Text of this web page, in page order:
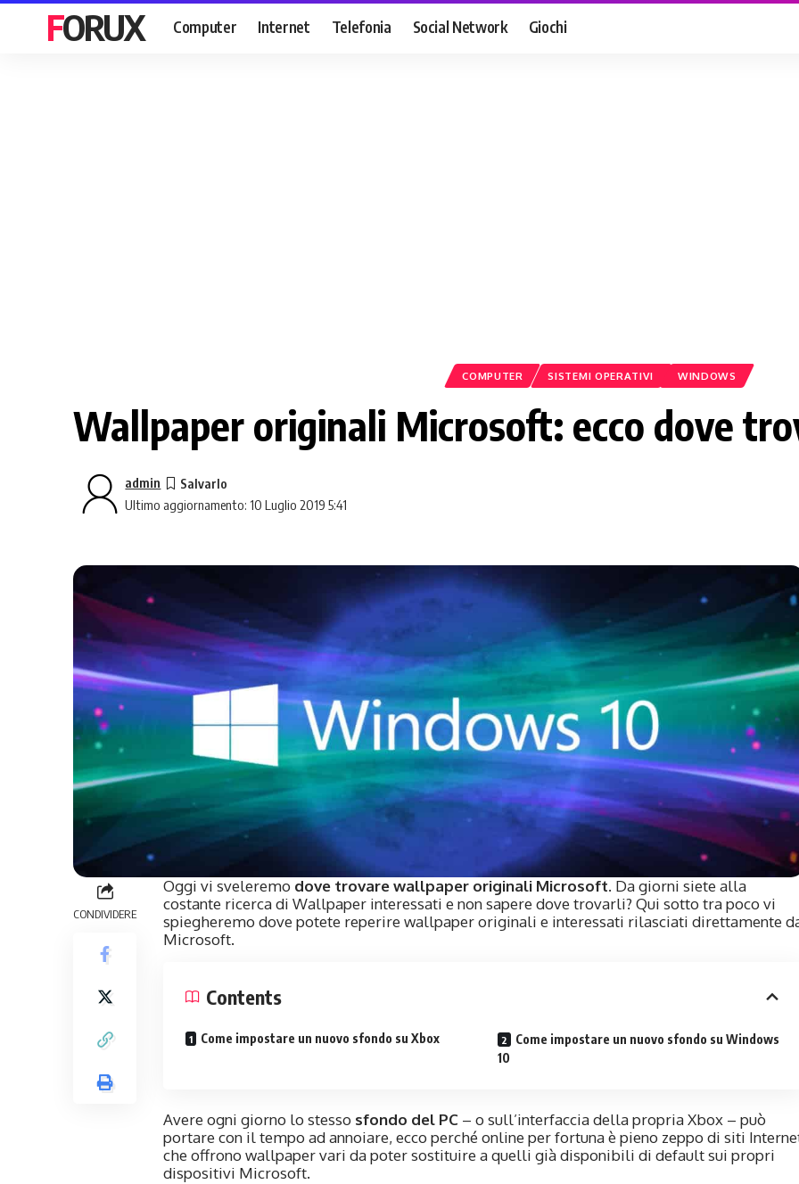
FORUX Computer Internet Telefonia Social Network Giochi
COMPUTER SISTEMI OPERATIVI WINDOWS
Wallpaper originali Microsoft: ecco dove
Ultimo aggiornamento: 10 Luglio 2019 5:41
admin
CONDIVIDERE
Oggi vi sveleremo dove trovare wallpaper originali Microsoft. Da giorni siete alla
costante ricerca di Wallpaper interessati e non sapere dove trovarli? Qui sotto tra poco vi
spiegheremo dove potete reperire wallpaper originali e interessati rilasciati direttamente
Microsoft.
Contents
Come impostare un nuovo sfondo su Xbox
Come impostare un nuovo sfondo su Windows
10
Avere ogni giorno lo stesso sfondo del PC – o sull’interfaccia della propria Xbox – può
portare con il tempo ad annoiare, ecco perché online per fortuna è pieno zeppo di siti
che offrono wallpaper vari da poter sostituire a quelli già disponibili di default sui propri
dispositivi Microsoft.